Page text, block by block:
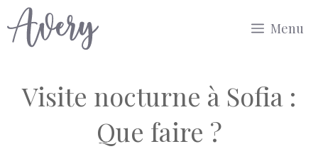
Aller
au
Menu
Visite nocturne à Sofia :
Que faire ?